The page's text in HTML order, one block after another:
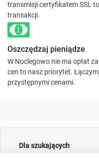
transmisji certyfikatem SSL
transakcji.
Oszczędzaj pieniądze
W Noclegowo nie ma opłat
cen to nasz priorytet.
przystępnymi cenami.
Dla szukających